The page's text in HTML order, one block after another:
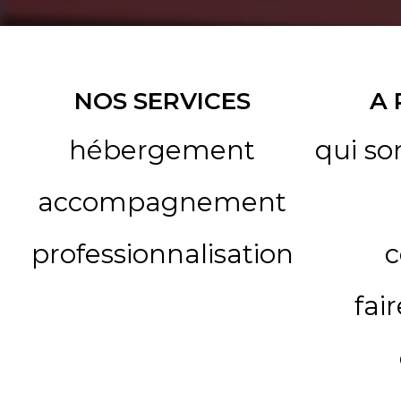
NOS SERVICES
hébergement
accompagnement
professionnalisation
A
qui